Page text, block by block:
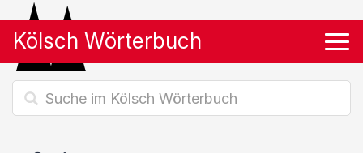
Kölsch Wörterbuch